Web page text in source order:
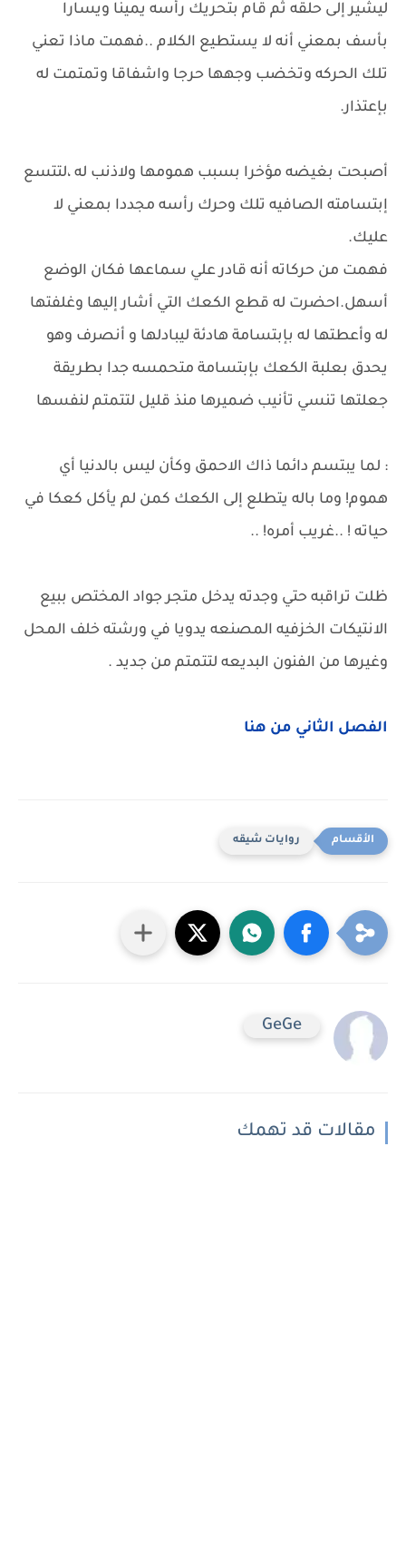
ليشير إلى حلقه ثم قام بتحريك رأسه يمينا ويسارا
بأسف بمعني أنه لا يستطيع الكلام ..فهمت ماذا تعني
تلك الحركه وتخضب وجهها حرجا واشفاقا وتمتمت له
بإعتذار.
أصبحت بغيضه مؤخرا بسبب همومها ولاذنب له ،لتتسع
إبتسامته الصافيه تلك وحرك رأسه مجددا بمعني لا
عليك.
فهمت من حركاته أنه قادر علي سماعها فكان الوضع
أسهل.احضرت له قطع الكعك التي أشار إليها وغلفتها
له وأعطتها له بإبتسامة هادئة ليبادلها و أنصرف وهو
يحدق بعلبة الكعك بإبتسامة متحمسه جدا بطريقة
جعلتها تنسي تأنيب ضميرها منذ قليل لتتمتم لنفسها
: لما يبتسم دائما ذاك الاحمق وكأن ليس بالدنيا أي
هموم! وما باله يتطلع إلى الكعك كمن لم يأكل كعكا في
حياته ! ..غريب أمره! ..
ظلت تراقبه حتي وجدته يدخل متجر جواد المختص ببيع
الانتيكات الخزفيه المصنعه يدويا في ورشته خلف المحل
وغيرها من الفنون البديعه لتتمتم من جديد .
الفصل الثاني من هنا
روايات شيقه
GeGe
مقالات قد تهمك